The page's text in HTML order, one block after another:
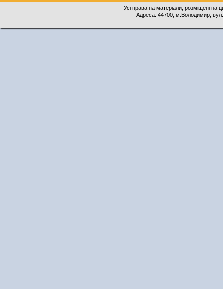
Усі права на матеріали, розміщені на
Адреса: 44700, м.Володимир,